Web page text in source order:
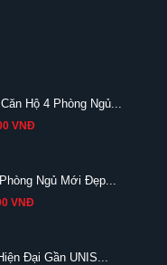
Hộ 4 Phòng Ngủ...
VNĐ
Ngủ Mới Đẹp...
VNĐ
Đại Gần UNIS...